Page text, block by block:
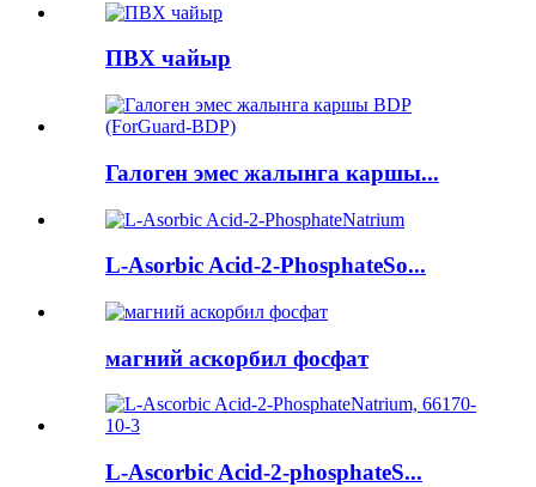
ПВХ чайыр
Галоген эмес жалынга каршы...
L-Asorbic Acid-2-PhosphateSo...
магний аскорбил фосфат
L-Ascorbic Acid-2-phosphateS...